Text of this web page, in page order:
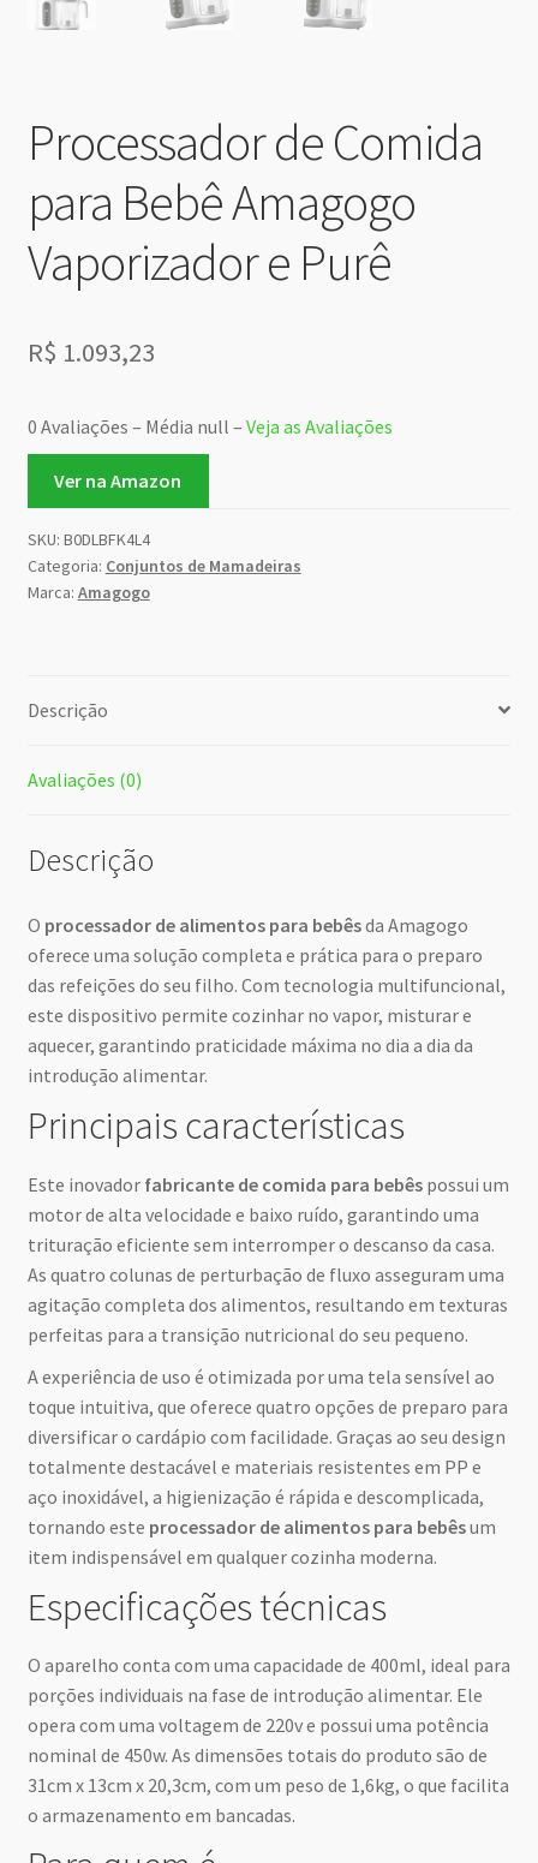
Processador de Comida
para Bebê Amagogo
Vaporizador e Purê
R$ 1.093,23
0 Avaliações – Média null – Veja as Avaliações
Ver na Amazon
SKU: B0DLBFK4L4
Categoria: Conjuntos de Mamadeiras
Marca: Amagogo
Descrição
Avaliações (0)
Descrição
O processador de alimentos para bebêsda Amagogo
oferece uma solução completa e prática para o preparo
das refeições do seu filho. Com tecnologia multifuncional,
este dispositivo permite cozinhar no vapor, misturar e
aquecer, garantindo praticidade máxima no dia a dia da
introdução alimentar.
Principais características
Este inovador fabricante de comida para bebêspossui um
motor de alta velocidade e baixo ruído, garantindo uma
trituração eficiente sem interromper o descanso da casa.
As quatro colunas de perturbação de fluxo asseguram uma
agitação completa dos alimentos, resultando em texturas
perfeitas para a transição nutricional do seu pequeno.
A experiência de uso é otimizada por uma tela sensível ao
toque intuitiva, que oferece quatro opções de preparo para
diversificar o cardápio com facilidade. Graças ao seu design
totalmente destacável e materiais resistentes em PP e
aço inoxidável, a higienização é rápida e descomplicada,
tornando este processador de alimentos para bebêsum
item indispensável em qualquer cozinha moderna.
Especificações técnicas
O aparelho conta com uma capacidade de 400ml, ideal para
porções individuais na fase de introdução alimentar. Ele
opera com uma voltagem de 220v e possui uma potência
nominal de 450w. As dimensões totais do produto são de
31cm x 13cm x 20,3cm, com um peso de 1,6kg, o que facilita
o armazenamento em bancadas.